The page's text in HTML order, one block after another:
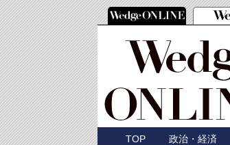
TOP 政治・経済